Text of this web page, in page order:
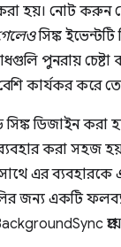
হয়। নোট করুন
সিঙ্ক
পুনরায়
কার্যকর করে
সিঙ্ক ডিজাইন করা
ব্যবহার করা সহজ
এর
জন্য একটি